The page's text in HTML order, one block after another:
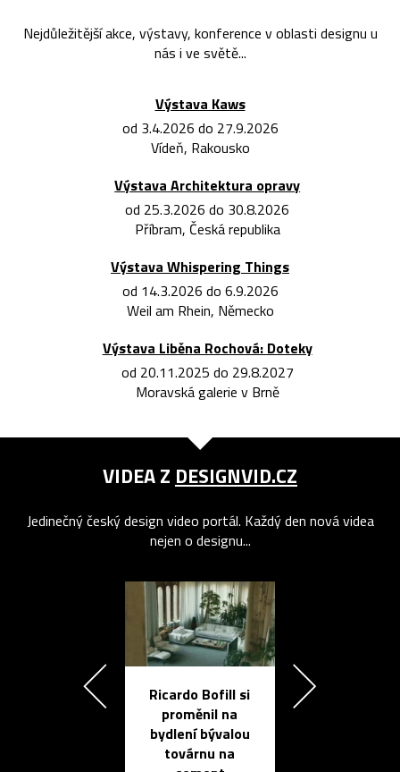
Nejdůležitější akce, výstavy, konference v oblasti designu u
nás i ve světě...
Výstava Kaws
od 3.4.2026 do 27.9.2026
Vídeň, Rakousko
Výstava Architektura opravy
od 25.3.2026 do 30.8.2026
Příbram, Česká republika
Výstava Whispering Things
od 14.3.2026 do 6.9.2026
Weil am Rhein, Německo
Výstava Liběna Rochová: Doteky
od 20.11.2025 do 29.8.2027
Moravská galerie v Brně
VIDEA Z DESIGNVID.CZ
Jedinečný český design video portál. Každý den nová videa
nejen o designu...
Ricardo Bofill si
proměnil na
bydlení bývalou
továrnu na